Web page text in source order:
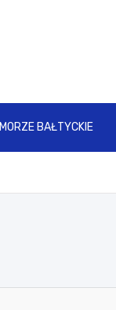
MORZE BAŁTYCKIE